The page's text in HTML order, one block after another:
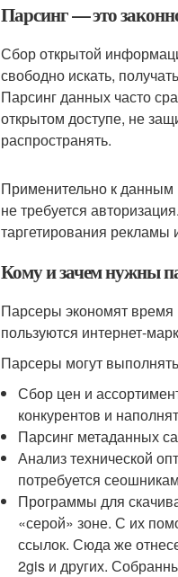
Парсинг — это
Сбор открытой
свободно искать,
Парсинг данных часто
открытом доступе, не
распространять.
Применительно к данным
не требуется
таргетирования рекламы
Кому и зачем нужны
Парсеры экономят время
пользуются интернет-
Парсеры могут
Сбор цен и
конкурентов и
Парсинг метаданных
Анализ технической
потребуется
Программы для
«серой» зоне. С их
ссылок. Сюда же
2gis и других.